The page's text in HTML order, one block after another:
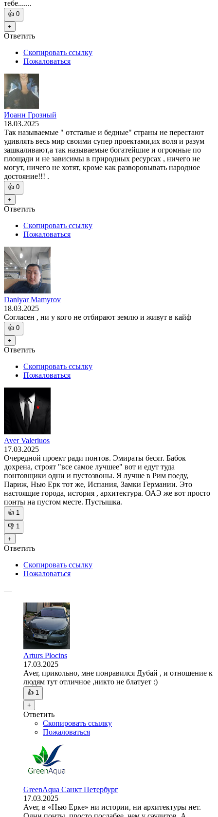
тебе.......
👍 0
+
Ответить
Скопировать ссылку
Пожаловаться
Иоанн Грозный
18.03.2025
Так называемые " отсталые и бедные" страны не перестают
удивлять весь мир своими супер проектами,их воля и разум
зашкаливают,а так называемые богатейшие и огромные по
площади и не зависимы в природных ресурсах , ничего не
могут, ничего не хотят, кроме как разворовывать народное
достояние!!! .
👍 0
+
Ответить
Скопировать ссылку
Пожаловаться
Daniyar Mamyrov
18.03.2025
Согласен , ни у кого не отбирают землю и живут в кайф
👍 0
+
Ответить
Скопировать ссылку
Пожаловаться
Aver Valeriuos
17.03.2025
Очередной проект ради понтов. Эмираты бесят. Бабок
дохрена, строят "все самое лучшее" вот и едут туда
понтовщики одни и пустозвоны. Я лучше в Рим поеду,
Париж, Нью Ерк тот же, Испания, Замки Германии. Это
настоящие города, история , архитектура. ОАЭ же вот просто
понты на пустом месте. Пустышка.
👍 1
👎 1
+
Ответить
Скопировать ссылку
Пожаловаться
—
Arturs Plocins
17.03.2025
Aver, прикольно, мне понравился Дубай , и отношение к
людям тут отличное ,никто не блатует :)
👍 1
+
Ответить
Скопировать ссылку
Пожаловаться
GreenAqua Санкт Петербург
17.03.2025
Aver, в «Нью Ерке» ни истории, ни архитектуры нет.